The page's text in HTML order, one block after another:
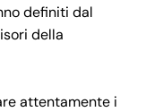
definiti dal
della
attentamente i